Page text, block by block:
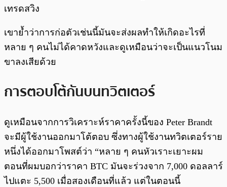
เทรดสวิง
เขาย้ำว่าการก่อตัวเช่นนี้มันจะส่งผลทำให้เกิดอะไรที่
หลาย ๆ คนไม่ได้คาดหวังและดูเหมือนว่าจะเป็นแนวโนม
ขาลงเสียด้วย
การตอบโต้กันบนทวิตเตอร์
ดูเหมือนจากการวิเคราะห์ราคาครั้งนี้ของ Peter Brandt
จะมีผู้ใช้งานออกมาโต้ตอบ ซึ่งทางผู้ใช้งานทวิตเตอร์ราย
หนึ่งได้ออกมาโพสต์ว่า “หลาย ๆ คนหัวเราะเยาะผม
ตอนที่ผมบอกว่าราคา BTC มันจะร่วงจาก 7,000 ดอลลาร์
ไปแตะ 5,500 เมื่อสองเดือนที่แล้ว แต่ในตอนนี้